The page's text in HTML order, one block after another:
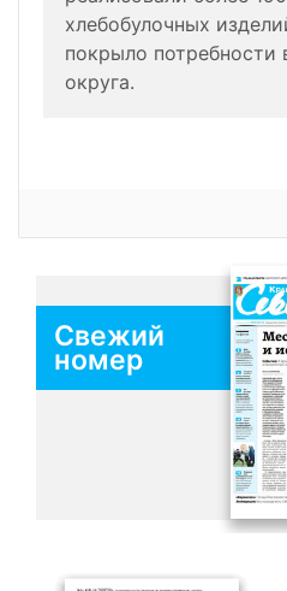
хлебобулочных
покрыло потребности
округа.
Свежий
номер